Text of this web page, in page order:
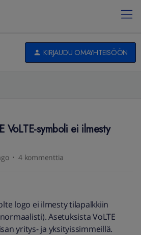
KIRJAUDU OMAYHTEISÖÖN
VoLTE-symboli ei ilmesty
4 kommenttia
logo ei ilmesty tilapalkkiin
Asetuksista VoLTE
yritys- ja yksityissimmeillä.